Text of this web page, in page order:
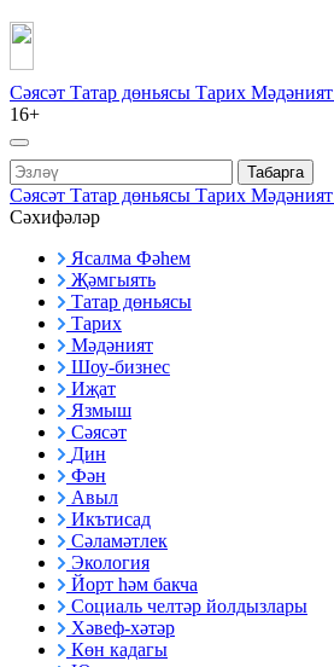
Сәясәт Татар дөньясы Тарих Мәдәният
16+
Табарга
Сәясәт Татар дөньясы Тарих Мәдәният
Сәхифәләр
Ясалма Фәһем
Җәмгыять
Татар дөньясы
Тарих
Мәдәният
Шоу-бизнес
Иҗат
Язмыш
Сәясәт
Дин
Фән
Авыл
Икътисад
Сәламәтлек
Экология
Йорт һәм бакча
Социаль челтәр йолдызлары
Хәвеф-хәтәр
Көн кадагы